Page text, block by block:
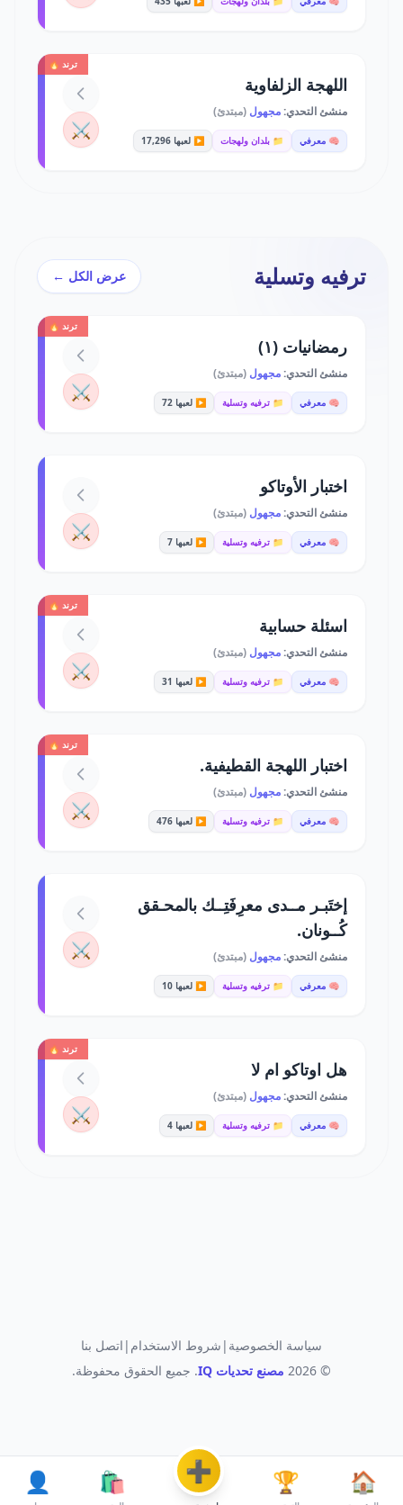
ترند 🔥
اللهجة الزلفاوية
منشئ التحدي:مجهول (مبتدئ)
🧠 معرفي 📁 بلدان ولهجات ▶️ لعبها 17,296 ⚔️
ترفيه وتسلية عرض الكل ←
ترند 🔥
رمضانيات (١)
منشئ التحدي:مجهول (مبتدئ)
🧠 معرفي 📁 ترفيه وتسلية ▶️ لعبها 72 ⚔️
اختبار الأوتاكو
منشئ التحدي:مجهول (مبتدئ)
🧠 معرفي 📁 ترفيه وتسلية ▶️ لعبها 7 ⚔️
ترند 🔥
اسئلة حسابية
منشئ التحدي:مجهول (مبتدئ)
🧠 معرفي 📁 ترفيه وتسلية ▶️ لعبها 31 ⚔️
ترند 🔥
اختبار اللهجة القطيفية.
منشئ التحدي:مجهول (مبتدئ)
🧠 معرفي 📁 ترفيه وتسلية ▶️ لعبها 476 ⚔️
إختَبـر مــدى معرِفَتِــك بالمحـقق
كُــونان.
منشئ التحدي:مجهول (مبتدئ)
🧠 معرفي 📁 ترفيه وتسلية ▶️ لعبها 10
⚔️
ترند 🔥
هل اوتاكو ام لا
منشئ التحدي:مجهول (مبتدئ)
🧠 معرفي 📁 ترفيه وتسلية ▶️ لعبها 4 ⚔️
🏠
🏆
➕
🛍️
👤
سياسة الخصوصية | شروط الاستخدام | اتصل بنا
© 2026
مصنع تحديات IQ . جميع الحقوق محفوظة.